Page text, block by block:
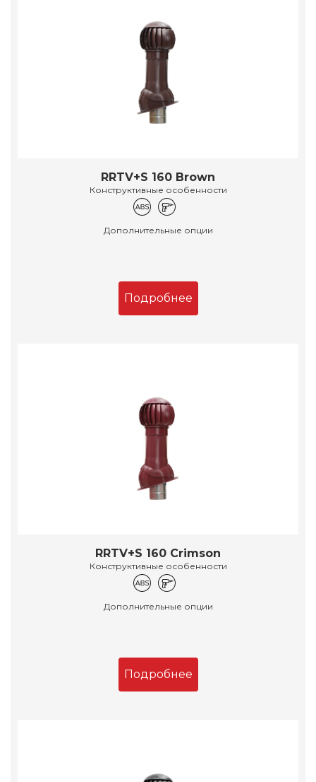
RRTV+S 160 Brown
Конструктивные особенности
Дополнительные опции
Подробнее
RRTV+S 160 Crimson
Конструктивные особенности
Дополнительные опции
Подробнее